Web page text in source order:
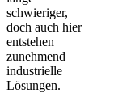
schwieriger,
doch auch hier
entstehen
zunehmend
industrielle
Lösungen.